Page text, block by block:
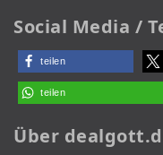
Social Media /
teilen
teilen
Über